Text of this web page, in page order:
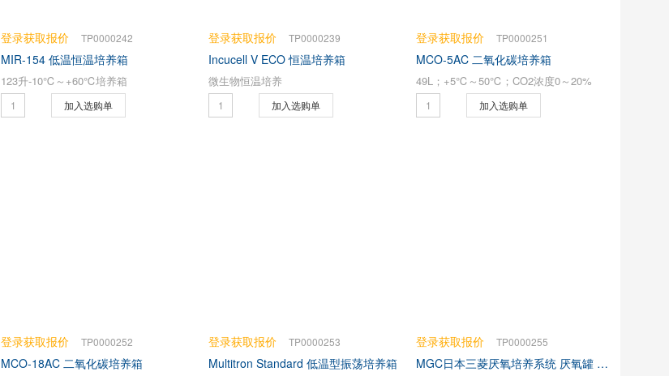
登录获取报价 TP0000242
MIR-154 低温恒温培养箱
123升-10℃～+60℃培养箱
加入选购单
登录获取报价 TP0000239
Incucell V ECO 恒温培养箱
微生物恒温培养
加入选购单
登录获取报价 TP0000251
MCO-5AC 二氧化碳培养箱
49L；+5℃～50℃；CO2浓度0～20%
加入选购单
登录获取报价 TP0000252
MCO-18AC 二氧化碳培养箱
登录获取报价 TP0000253
Multitron Standard 低温型振荡培养箱
登录获取报价 TP0000255
MGC日本三菱厌氧培养系统 厌氧罐 厌氧产气袋